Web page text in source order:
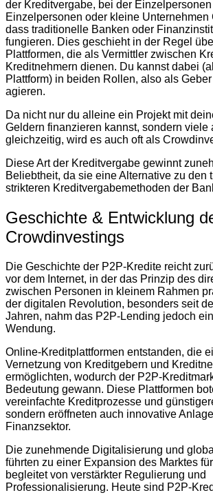
der Kreditvergabe, bei der
Einzelpersonen oder kleine Unternehmen
dass traditionelle Banken oder
fungieren. Dies geschieht in der Regel
Plattformen, die als Vermittler zwischen
Kreditnehmern dienen. Du kannst dabei
Plattform) in beiden Rollen, also als
agieren.
Da nicht nur du alleine ein Projekt mit
Geldern finanzieren kannst, sondern viele
gleichzeitig, wird es auch oft als
Diese Art der Kreditvergabe gewinnt
Beliebtheit, da sie eine Alternative zu den
strikteren Kreditvergabemethoden der
Geschichte & Entwicklung
Crowdinvestings
Die Geschichte der P2P-Kredite reicht
vor dem Internet, in der das Prinzip des
zwischen Personen in kleinem Rahmen
der digitalen Revolution, besonders seit
Jahren, nahm das P2P-Lending jedoch
Wendung.
Online-Kreditplattformen entstanden, die
Vernetzung von Kreditgebern und
ermöglichten, wodurch der P2P-
Bedeutung gewann. Diese Plattformen
vereinfachte Kreditprozesse und
sondern eröffneten auch innovative
Finanzsektor.
Die zunehmende Digitalisierung und
führten zu einer Expansion des Marktes
begleitet von verstärkter Regulierung und
Professionalisierung. Heute sind P2P-